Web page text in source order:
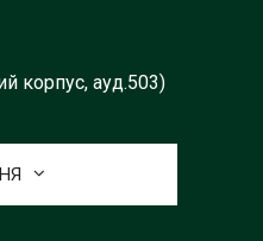
корпус, ауд.503)